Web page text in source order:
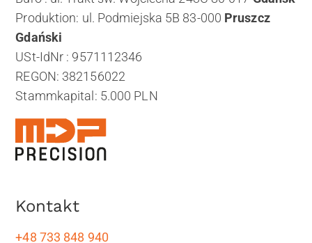
Produktion: ul. Podmiejska 5B 83-000 Pruszcz
Gdański
USt-IdNr : 9571112346
REGON: 382156022
Stammkapital: 5.000 PLN
Kontakt
+48 733 848 940